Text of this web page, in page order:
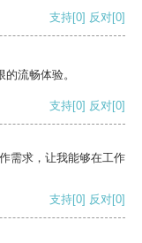
支持[0] 反对[0]
流畅体验。
支持[0] 反对[0]
需求，让我能够在工作
支持[0] 反对[0]